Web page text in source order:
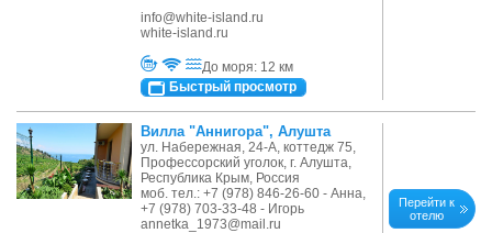
info@white-island.ru
white-island.ru
До моря: 12 км
Быстрый просмотр
Вилла "Аннигора", Алушта
ул. Набережная, 24-А, коттедж 75,
Профессорский уголок, г. Алушта,
Республика Крым, Россия
моб. тел.: +7 (978) 846-26-60 - Анна,
+7 (978) 703-33-48 - Игорь
annetka_1973@mail.ru
Перейти к
отелю